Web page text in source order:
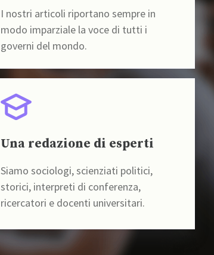
I nostri articoli riportano sempre in
modo imparziale la voce di tutti i
governi del mondo.
Una redazione di esperti
Siamo sociologi, scienziati politici,
storici, interpreti di conferenza,
ricercatori e docenti universitari.